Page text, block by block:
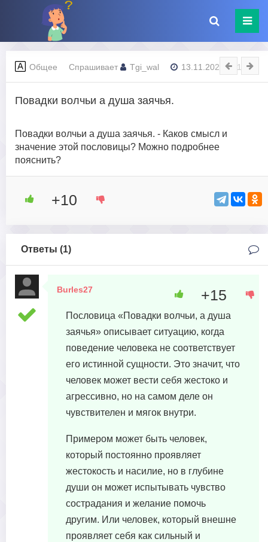
Общее Спрашивает Tgi_wal 13.11.2023 - 11:27
Повадки волчьи а душа заячья.
Повадки волчьи а душа заячья. - Каков смысл и
значение этой пословицы? Можно подробнее
пояснить?
+10
Ответы (1)
Burles27
Пословица «Повадки волчьи, а душа
заячья» описывает ситуацию, когда
поведение человека не соответствует
его истинной сущности. Это значит, что
человек может вести себя жестоко и
агрессивно, но на самом деле он
чувствителен и мягок внутри.
Примером может быть человек,
который постоянно проявляет
жестокость и насилие, но в глубине
души он может испытывать чувство
сострадания и желание помочь
другим. Или человек, который внешне
проявляет себя как сильный и
+15